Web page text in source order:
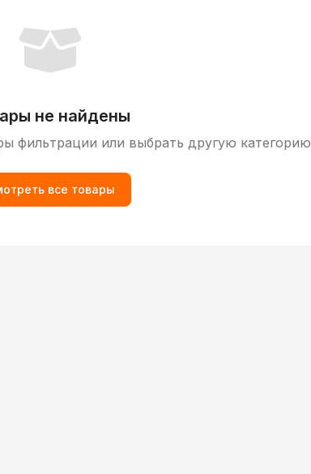
не найдены
фильтрации или выбрать другую категорию
все товары